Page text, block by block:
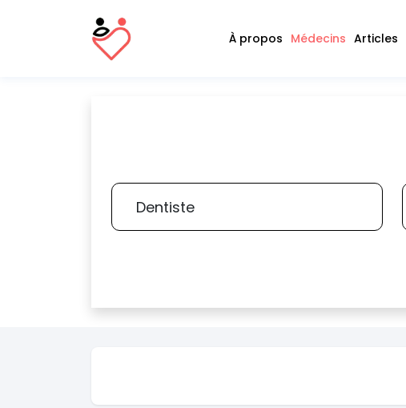
À propos Médecins Articles